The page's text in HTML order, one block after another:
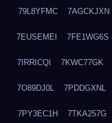
79L8YFMC 7AGCKJXN
7EUSEMEI 7FE1WG6S
7IRRICQI 7KWC77GK
7O89DJ0L 7PDDGXNL
7PY3EC1H 7TKA257G